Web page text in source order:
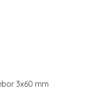
3x60 mm